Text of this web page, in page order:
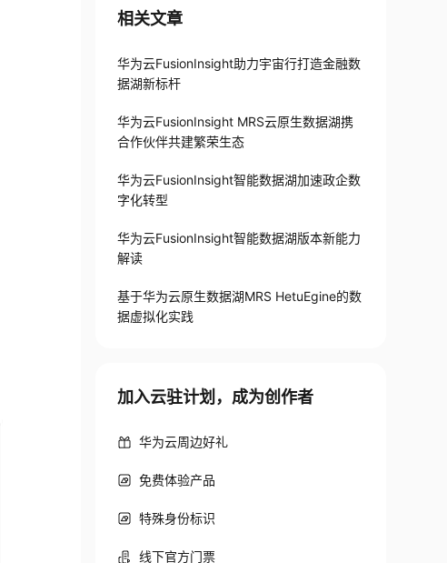
相关文章
华为云FusionInsight助力宇宙行打造金融数
据湖新标杆
华为云FusionInsight MRS云原生数据湖携
合作伙伴共建繁荣生态
华为云FusionInsight智能数据湖加速政企数
字化转型
华为云FusionInsight智能数据湖版本新能力
解读
基于华为云原生数据湖MRS HetuEgine的数
据虚拟化实践
加入云驻计划，成为创作者
华为云周边好礼
免费体验产品
特殊身份标识
线下官方门票